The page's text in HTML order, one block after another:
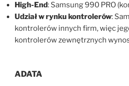
High-End: Samsung 990 PRO
Udział w rynku kontrolerów:
kontrolerów innych firm, więc
kontrolerów zewnętrznych
ADATA